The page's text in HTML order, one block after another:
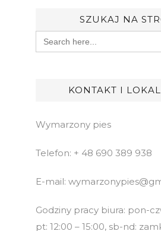
SZUKAJ NA
Search
for:
KONTAKT I
Wymarzony pies
Telefon: + 48 690 389 938
E-mail:
Godziny pracy biura: pon-
pt: 12:00 – 15:00, sb-nd: